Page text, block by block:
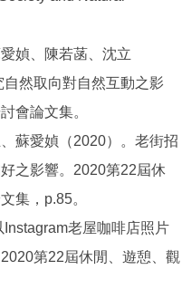
媜、陳若菡、沈立
自然取向對自然互動之影
會論文集。
蘇愛媜（2020）。老街招
之影響。2020第22屆休
集，p.85。
老屋咖啡店照片
第22屆休閒、遊憩、觀